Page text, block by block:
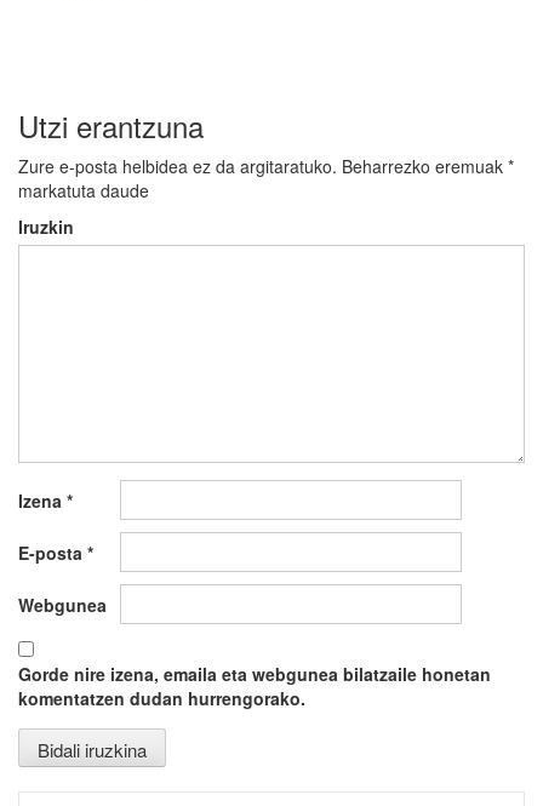
Utzi erantzuna
Zure e-posta helbidea ez da argitaratuko. Beharrezko eremuak *
markatuta daude
Iruzkin
Izena *
E-posta *
Webgunea
Gorde nire izena, emaila eta webgunea bilatzaile honetan
komentatzen dudan hurrengorako.